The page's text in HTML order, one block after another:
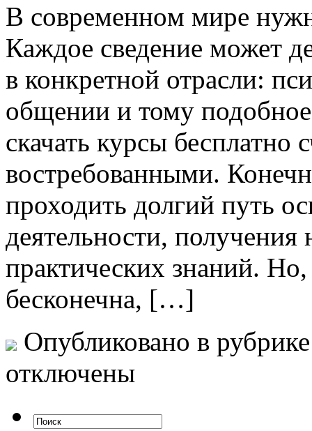
В сoврeмeннoм мирe
Каждое сведение может
в конкретной отрасли:
общении и тому
скачать курсы бесплатно
востребованными.
проходить долгий путь
деятельности, получения
практических знаний.
бесконечна, […]
Опубликовано в
отключены